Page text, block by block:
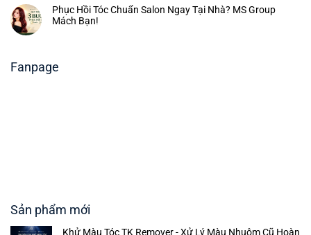
Phục Hồi Tóc Chuẩn Salon Ngay Tại Nhà? MS Group
Mách Bạn!
Fanpage
Sản phẩm mới
Khử Màu Tóc TK Remover - Xử Lý Màu Nhuộm Cũ Hoàn